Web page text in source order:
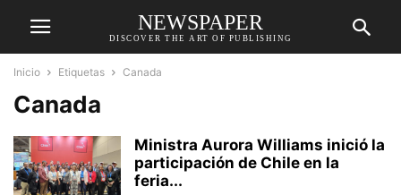
NEWSPAPER
DISCOVER THE ART OF PUBLISHING
Inicio Etiquetas Canada
Canada
Ministra Aurora Williams inició la
participación de Chile en la
feria...